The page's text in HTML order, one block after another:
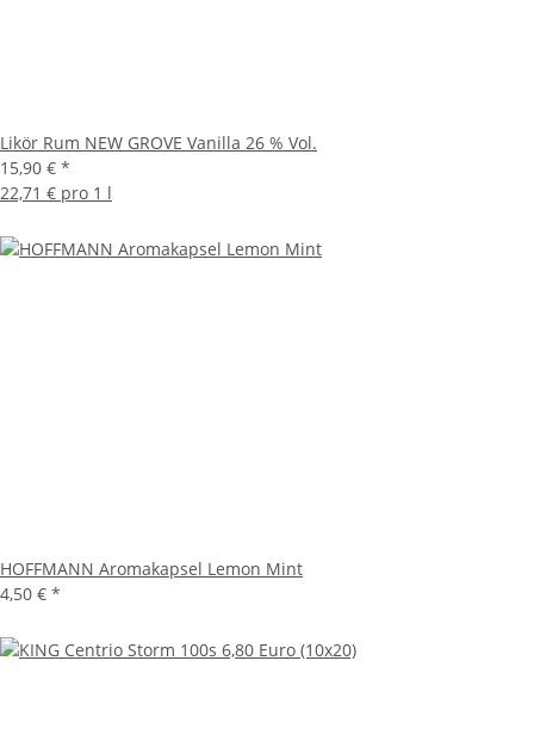
Likör Rum NEW GROVE Vanilla 26 % Vol.
15,90 € *
22,71 € pro 1 l
HOFFMANN Aromakapsel Lemon Mint
4,50 € *